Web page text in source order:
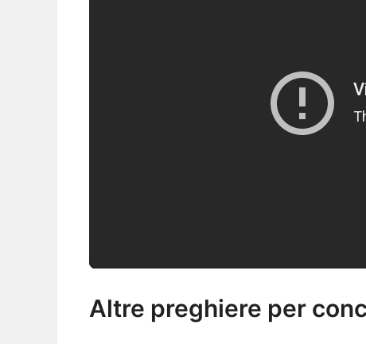
Altre preghiere per